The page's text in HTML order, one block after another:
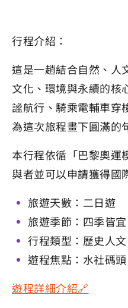
行程介紹：
這是一趟結合自然、人
文化、環境與永續的核
謐航行、騎乘電輔車穿
為這次旅程畫下圓滿的
本行程依循「巴黎奧運
與者並可以申請獲得國
旅遊天數：二日遊
旅遊季節：四季皆宜
行程類型：歷史人
遊程焦點：水社碼
遊程詳細介紹🔗